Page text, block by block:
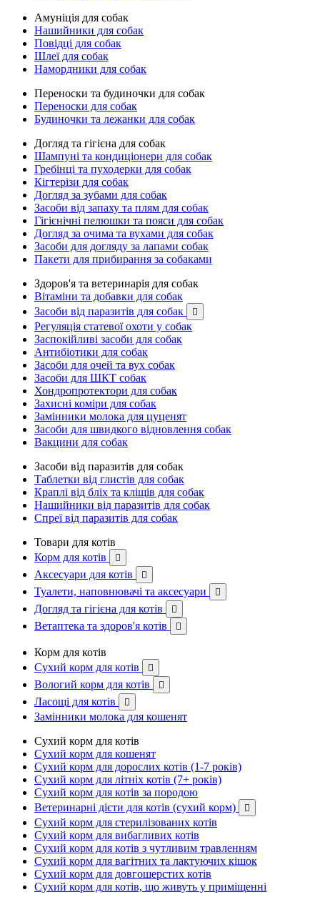
Амуніція для собак
Нашийники для собак
Повідці для собак
Шлеї для собак
Намордники для собак
Переноски та будиночки для собак
Переноски для собак
Будиночки та лежанки для собак
Догляд та гігієна для собак
Шампуні та кондиціонери для собак
Гребінці та пуходерки для собак
Кігтерізи для собак
Догляд за зубами для собак
Засоби від запаху та плям для собак
Гігієнічні пелюшки та пояси для собак
Догляд за очима та вухами для собак
Засоби для догляду за лапами собак
Пакети для прибирання за собаками
Здоров'я та ветеринарія для собак
Вітаміни та добавки для собак
Засоби від паразитів для собак

Регуляція статевої охоти у собак
Заспокійливі засоби для собак
Антибіотики для собак
Засоби для очей та вух собак
Засоби для ШКТ собак
Хондропротектори для собак
Захисні коміри для собак
Замінники молока для цуценят
Засоби для швидкого відновлення собак
Вакцини для собак
Засоби від паразитів для собак
Таблетки від глистів для собак
Краплі від бліх та кліщів для собак
Нашийники від паразитів для собак
Спреї від паразитів для собак
Товари для котів
Корм для котів

Аксесуари для котів 
Туалети, наповнювачі та аксесуари 
Догляд та гігієна для котів 
Ветаптека та здоров'я котів 
Корм для котів
Сухий корм для котів

Вологий корм для котів 
Ласощі для котів 
Замінники молока для кошенят
Сухий корм для котів
Сухий корм для кошенят
Сухий корм для дорослих котів (1-7 років)
Сухий корм для літніх котів (7+ років)
Сухий корм для котів за породою
Ветеринарні дієти для котів (сухий корм)

Сухий корм для стерилізованих котів
Сухий корм для вибагливих котів
Сухий корм для котів з чутливим травленням
Сухий корм для вагітних та лактуючих кішок
Сухий корм для довгошерстих котів
Сухий корм для котів, що живуть у приміщенні